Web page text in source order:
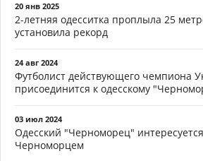
20 янв 2025
2-летняя одесситка проплыла 25
установила рекорд
24 авг 2024
Футболист действующего чемпиона
присоединится к одесскому
03 июл 2024
Одесский "Черноморец"
Черноморцем